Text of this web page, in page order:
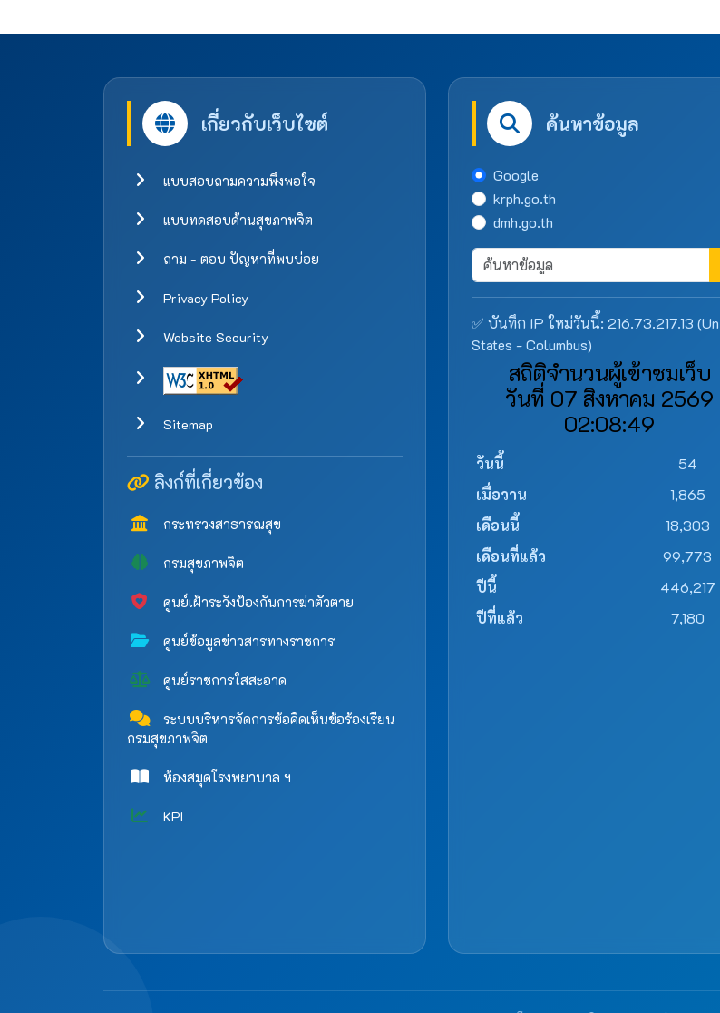
เกี่ยวกับเว็บไซต์
แบบสอบถามความพึงพอใจ
แบบทดสอบด้านสุขภาพจิต
ถาม - ตอบ ปัญหาที่พบบ่อย
Privacy Policy
Website Security
Sitemap
ลิงก์ที่เกี่ยวข้อง
กระทรวงสาธารณสุข
กรมสุขภาพจิต
ศูนย์เฝ้าระวังป้องกันการฆ่าตัวตาย
ศูนย์ข้อมูลข่าวสารทางราชการ
ศูนย์ราชการใสสะอาด
ระบบบริหารจัดการข้อคิดเห็นข้อร้องเรียน
กรมสุขภาพจิต
ห้องสมุดโรงพยาบาล ฯ
KPI
ค้นหาข้อมูล
Google
krph.go.th
dmh.go.th
✅ บันทึก IP ใหม่วันนี้: 216.73.217.13
States - Columbus)
สถิติจำนวนผู้เข้าชมเว็บ
วันที่ 07 สิงหาคม 2569
02:08:49
วันนี้
54
เมื่อวาน
1,865
เดือนนี้
18,303
เดือนที่แล้ว
99,773
ปีนี้
446,217
ปีที่แล้ว
7,180